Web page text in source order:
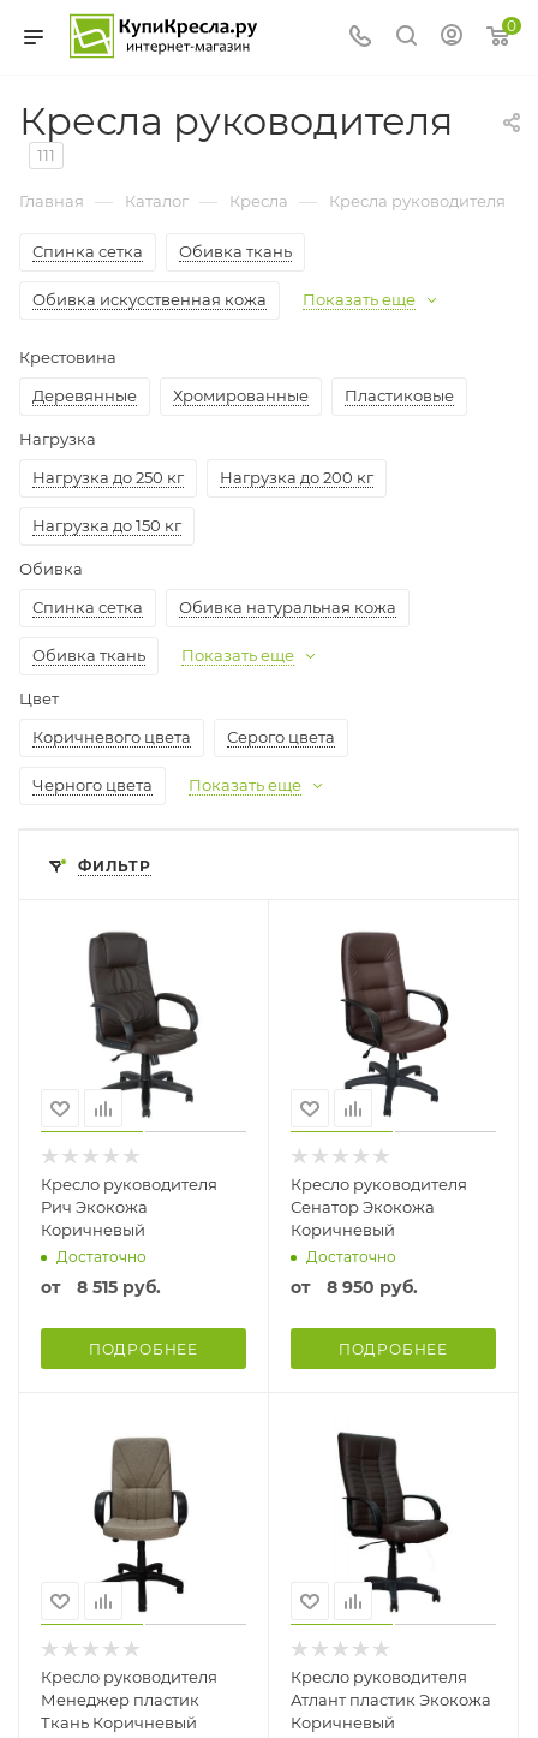
0
Кресла руководителя
111
Главная — Каталог — Кресла — Кресла руководителя
Спинка сетка Обивка ткань
Обивка искусственная кожа Показать еще
Крестовина
Деревянные
Хромированные Пластиковые
Нагрузка
Нагрузка до 250 кг
Нагрузка до 200 кг
Нагрузка до 150 кг
Обивка
Спинка сетка
Обивка натуральная кожа
Обивка ткань Показать еще
Цвет
Коричневого цвета
Серого цвета
Черного цвета Показать еще
ФИЛЬТР
Кресло руководителя
Рич Экокожа
Коричневый
Достаточно
от 8 515 руб.
ПОДРОБНЕЕ
Кресло руководителя
Сенатор Экокожа
Коричневый
Достаточно
от 8 950 руб.
ПОДРОБНЕЕ
Кресло руководителя
Менеджер пластик
Ткань Коричневый
Кресло руководителя
Атлант пластик Экокожа
Коричневый